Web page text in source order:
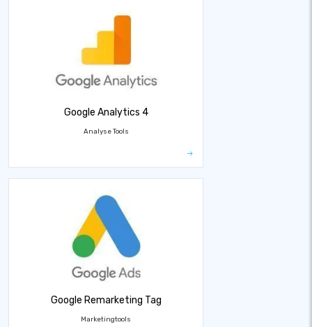
Google Analytics 4
Analyse Tools
Google Remarketing Tag
Marketingtools